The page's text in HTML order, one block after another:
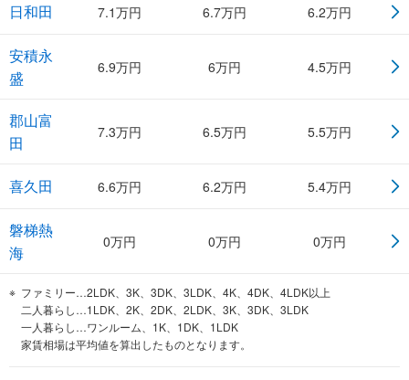
日和田 7.1万円 6.7万円 6.2万円
安積永
盛
6.9万円 6万円 4.5万円
郡山富
田
7.3万円 6.5万円 5.5万円
喜久田 6.6万円 6.2万円 5.4万円
磐梯熱
海
0万円 0万円 0万円
ファミリー…2LDK、3K、3DK、3LDK、4K、4DK、4LDK以上
二人暮らし…1LDK、2K、2DK、2LDK、3K、3DK、3LDK
一人暮らし…ワンルーム、1K、1DK、1LDK
家賃相場は平均値を算出したものとなります。